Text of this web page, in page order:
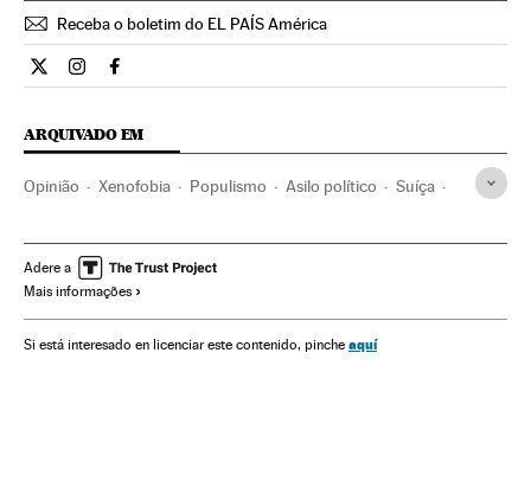
Receba o boletim do EL PAÍS América
Opiniao El País Brasil en Twitter
Opiniao El País Brasil en Instagram
Opiniao El País Brasil en Facebook
ARQUIVADO EM
Opinião Xenofobia Populismo Asilo político Suíça
Problemas sociais Ideologias
Adere a
Mais informações
Si está interesado en licenciar este contenido, pinche aquí